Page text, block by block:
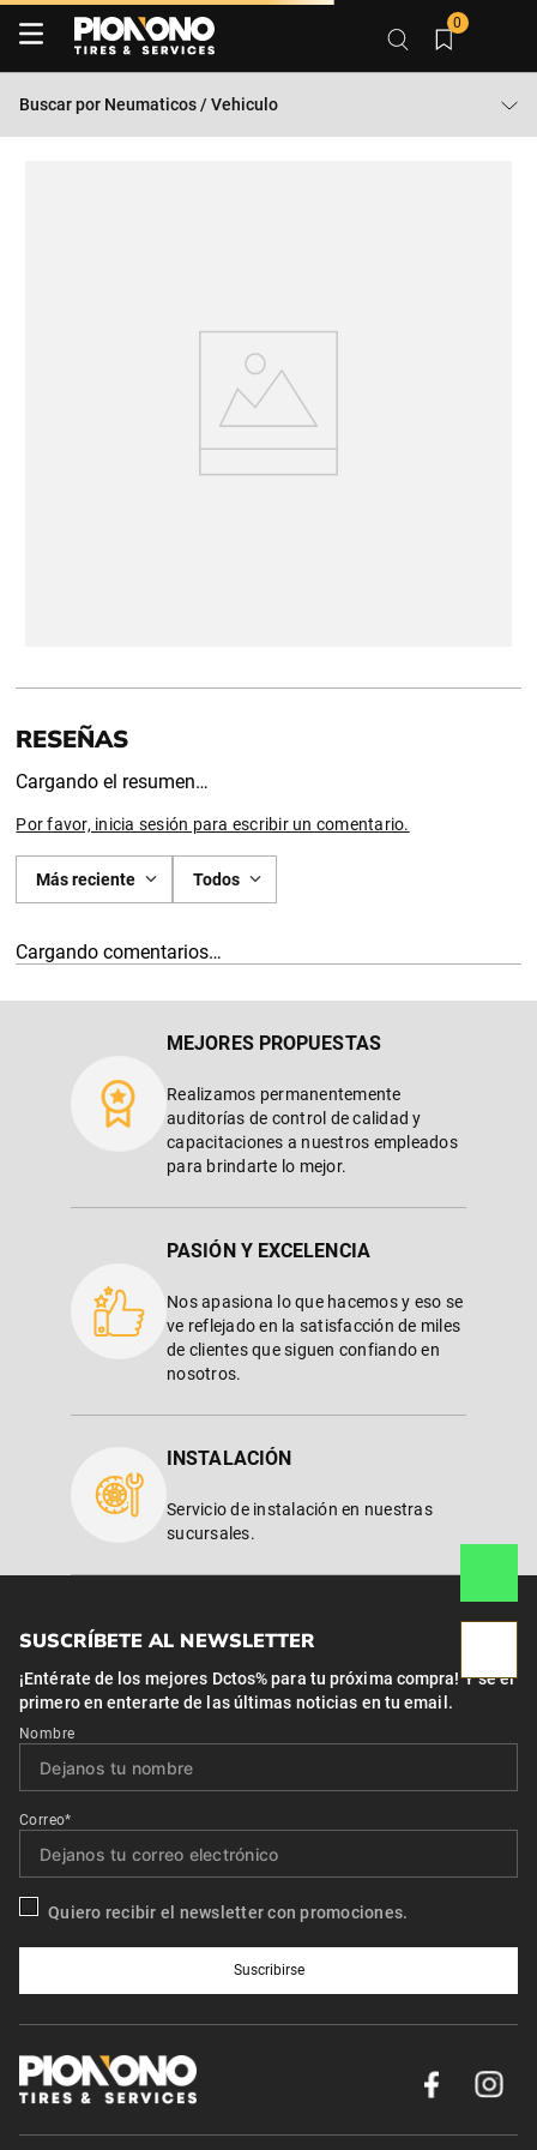
0
Buscar por Neumaticos / Vehiculo
Cargando el resumen…
Por favor, inicia sesión para escribir un comentario.
Más reciente Todos
Cargando comentarios…
MEJORES PROPUESTAS
Realizamos permanentemente
auditorías de control de calidad y
capacitaciones a nuestros empleados
para brindarte lo mejor.
PASIÓN Y EXCELENCIA
Nos apasiona lo que hacemos y eso se
ve reflejado en la satisfacción de miles
de clientes que siguen confiando en
nosotros.
INSTALACIÓN
Servicio de instalación en nuestras
sucursales.
SUSCRÍBETE AL NEWSLETTER
¡Entérate de los mejores Dctos% para tu próxima compra! Y se el
primero en enterarte de las últimas noticias en tu email.
Nombre
Correo*
Quiero recibir el newsletter con promociones.
Suscribirse